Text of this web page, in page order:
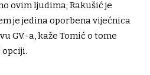
ovim ljudima; Rakušić je
je jedina oporbena vijećnica
GV.-a, kaže Tomić o tome
opciji.